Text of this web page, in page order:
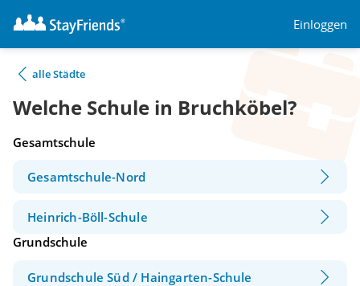
Einloggen
alle Städte
Welche Schule in Bruchköbel?
Gesamtschule
Gesamtschule-Nord
Heinrich-Böll-Schule
Grundschule
Grundschule Süd / Haingarten-Schule